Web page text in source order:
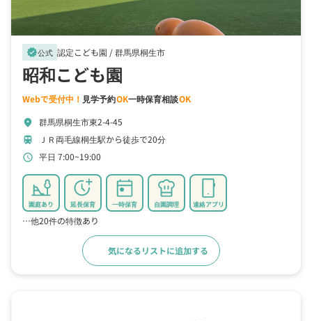
verified公式 認定こども園 /群馬県桐生市
昭和こども園
Webで受付中！ 見学予約OK一時保育相談OK
location_on 群馬県桐生市東2-4-45
train ＪＲ両毛線桐生駅から徒歩で20分
schedule 平日 7:00~19:00
園庭あり 延長保育 一時保育 自園調理 連絡アプリ
…他20件の特徴あり
気になるリストに追加する